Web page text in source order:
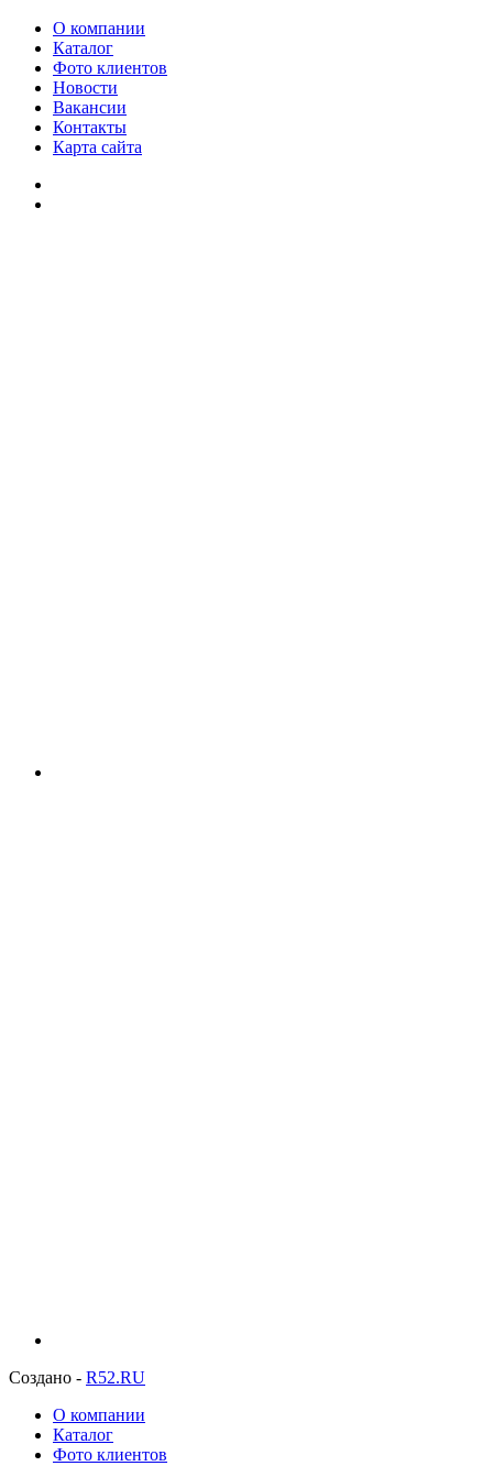
О компании
Каталог
Фото клиентов
Новости
Вакансии
Контакты
Карта сайта
Создано - R52.RU
О компании
Каталог
Фото клиентов